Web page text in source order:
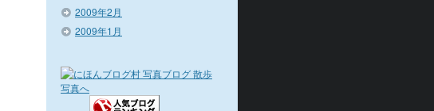
2009年2月
2009年1月